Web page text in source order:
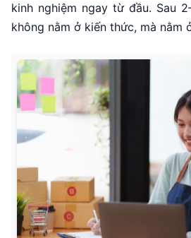
kinh nghiệm ngay từ đầu. Sau
không nằm ở kiến thức, mà nằm